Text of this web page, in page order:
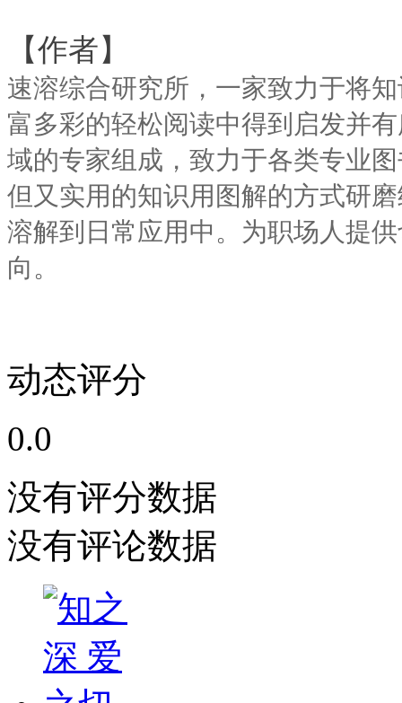
【作者】
速溶综合研究所，一家致力于将
富多彩的轻松阅读中得到启发并
域的专家组成，致力于各类专业
但又实用的知识用图解的方式研
溶解到日常应用中。为职场人提
向。
动态评分
0.0
没有评分数据
没有评论数据